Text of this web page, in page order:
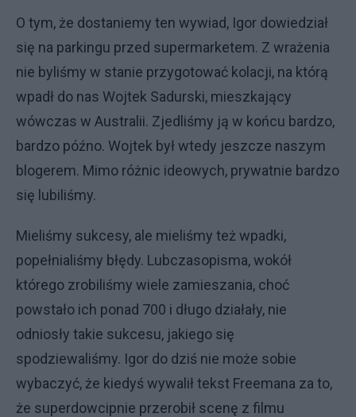
O tym, że dostaniemy ten wywiad, Igor dowiedział
się na parkingu przed supermarketem. Z wrażenia
nie byliśmy w stanie przygotować kolacji, na którą
wpadł do nas Wojtek Sadurski, mieszkający
wówczas w Australii. Zjedliśmy ją w końcu bardzo,
bardzo późno. Wojtek był wtedy jeszcze naszym
blogerem. Mimo różnic ideowych, prywatnie bardzo
się lubiliśmy.
Mieliśmy sukcesy, ale mieliśmy też wpadki,
popełnialiśmy błędy. Lubczasopisma, wokół
którego zrobiliśmy wiele zamieszania, choć
powstało ich ponad 700 i długo działały, nie
odniosły takie sukcesu, jakiego się
spodziewaliśmy. Igor do dziś nie może sobie
wybaczyć, że kiedyś wywalił tekst Freemana za to,
że superdowcipnie przerobił scenę z filmu